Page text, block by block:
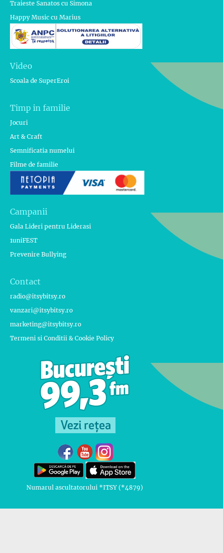
Traieste Sanatos cu Simona
Happy Music cu Marius
Video
Scoala de SuperEroi
Timp in familie
Jocuri
Art & Craft
Semnificatia numelui
Filme de familie
Campanii
Gala Lideri pentru Liderasi
1uniFEST
Prevenire Bullying
Contact
radio@itsybitsy.ro
vanzari@itsybitsy.ro
marketing@itsybitsy.ro
Termeni si Conditii & Cookie Policy
Numarul ascultatorului *ITSY (*4879)